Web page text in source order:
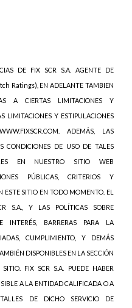
DE FIX SCR S.A. AGENTE DE
Ratings), EN ADELANTE TAMBIEN
A CIERTAS LIMITACIONES Y
LIMITACIONES Y ESTIPULACIONES
ADEMÁS, LAS
CONDICIONES DE USO DE TALES
EN NUESTRO SITIO WEB
PÚBLICAS, CRITERIOS Y
ESTE SITIO EN TODO MOMENTO. EL
S.A., Y LAS POLÍTICAS SOBRE
INTERÉS, BARRERAS PARA LA
CUMPLIMIENTO, Y DEMÁS
DISPONIBLES EN LA SECCIÓN
FIX SCR S.A. PUEDE HABER
A LA ENTIDAD CALIFICADA O A
DE DICHO SERVICIO DE